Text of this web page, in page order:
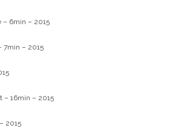
– 6min – 2015
7min – 2015
– 16min – 2015
2015